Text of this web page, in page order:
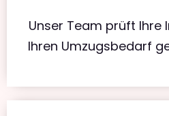
Unser Team prüft Ihre
Ihren Umzugsbedarf